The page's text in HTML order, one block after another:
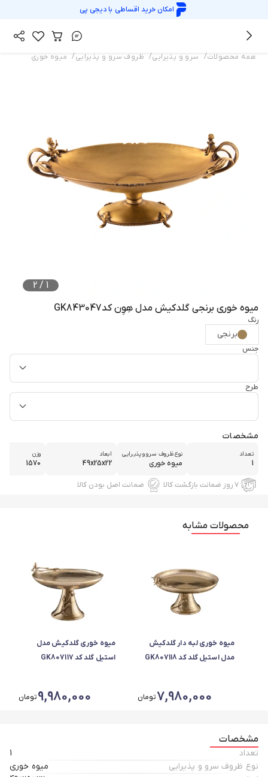
امکان خرید اقساطی بادیجی پی
همه محصولات/ سرو و پذیرایی/ ظروف سرو و پذیرایی/ میوه خوری
1
/
2
میوه خوری برنجی گلدکیش مدل هِوِن کدGK843047
رنگ
برنجی
جنس
طرح
مشخصات
تعداد
1
نوع ظروف سرو و پذیرایی
میوه خوری
ابعاد
49x25x22
وزن
1570
۷ روز ضمانت بازگشت کالا ضمانت اصل بودن کالا
محصولات مشابه
میوه خوری لبه دار گلدکیش
مدل استیل گلد کد GK807118
7,980,000تومان
میوه خوری گلدکیش مدل
استیل گلد کد GK807117
9,980,000تومان
مشخصات
تعداد
1
نوع ظروف سرو و پذیرایی
میوه خوری